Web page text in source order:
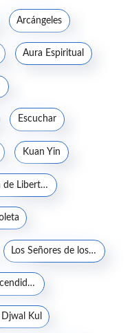
Arcángeles
Aura Espiritual
Escuchar
Kuan Yin
La Llama de Libertad
Los Señores de los Siete Rayos
Maestro Ascendido Jesucristo
Kul